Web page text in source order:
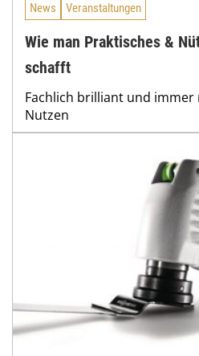
News Veranstaltungen
Wie man Praktisches &
schafft
Fachlich brilliant und immer
Nutzen